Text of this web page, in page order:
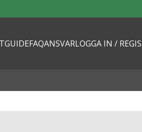
FAQANSVARLOGGA IN /